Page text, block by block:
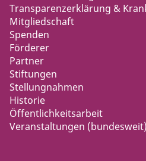
Transparenzerklärung &
Mitgliedschaft
Spenden
Förderer
Partner
Stiftungen
Stellungnahmen
Historie
Öffentlichkeitsarbeit
Veranstaltungen (bundesweit)